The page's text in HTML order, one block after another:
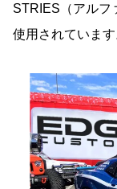
STRIES（アルフ
使用されています